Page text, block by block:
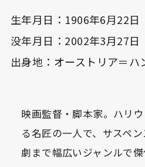
生年月日：1906年6月22日
没年月日：2002年3月27日
出身地：オーストリア＝ハ
映画監督・脚本家。ハリ
る名匠の一人で、サスペ
劇まで幅広いジャンルで